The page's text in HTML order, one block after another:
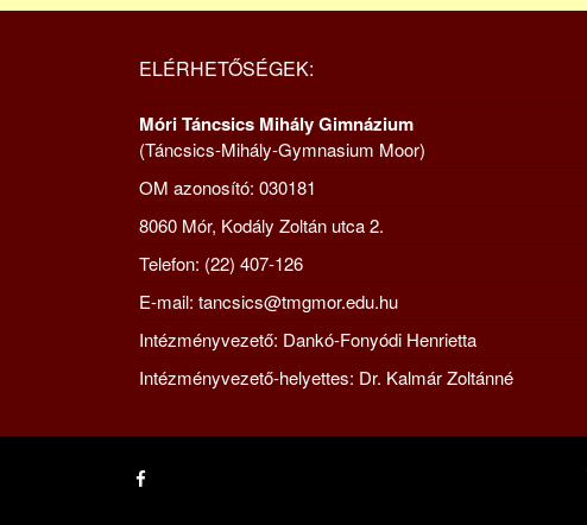
ELÉRHETŐSÉGEK:
Móri Táncsics Mihály Gimnázium
(Táncsics-Mihály-Gymnasium Moor)
OM azonosító: 030181
8060 Mór, Kodály Zoltán utca 2.
Telefon: (22) 407-126
E-mail: tancsics@tmgmor.edu.hu
Intézményvezető: Dankó-Fonyódi Henrietta
Intézményvezető-helyettes: Dr. Kalmár Zoltánné